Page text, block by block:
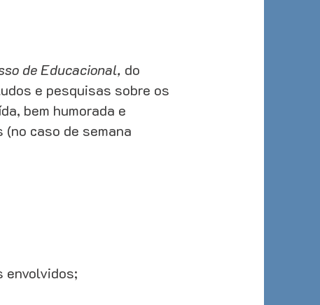
de Educacional, do
e pesquisas sobre os
bem humorada e
caso de semana
envolvidos;